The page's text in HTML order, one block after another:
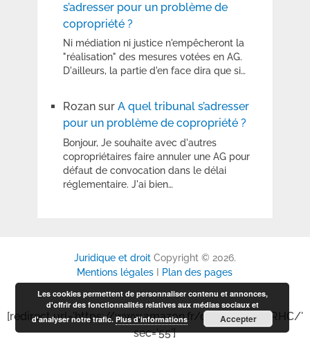
s’adresser pour un problème de
copropriété ?
Ni médiation ni justice n'empêcheront la
"réalisation" des mesures votées en AG.
D'ailleurs, la partie d'en face dira que si…
Rozansur A quel tribunal s’adresser
pour un problème de copropriété ?
Bonjour, Je souhaite avec d'autres
copropriétaires faire annuler une AG pour
défaut de convocation dans le délai
réglementaire. J'ai bien…
Juridique et droitCopyright © 2026.
Mentions légales
Plan des pages
[redirect url='https://www.amazon.fr/dp/B0GP6P6RHC/'
sec='55']
Les cookies permettent de personnaliser contenu et annonces,
d'offrir des fonctionnalités relatives aux médias sociaux et
d'analyser notre trafic.Plus d’informations Accepter